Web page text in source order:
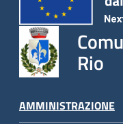
Rio
AMMINISTRAZIONE